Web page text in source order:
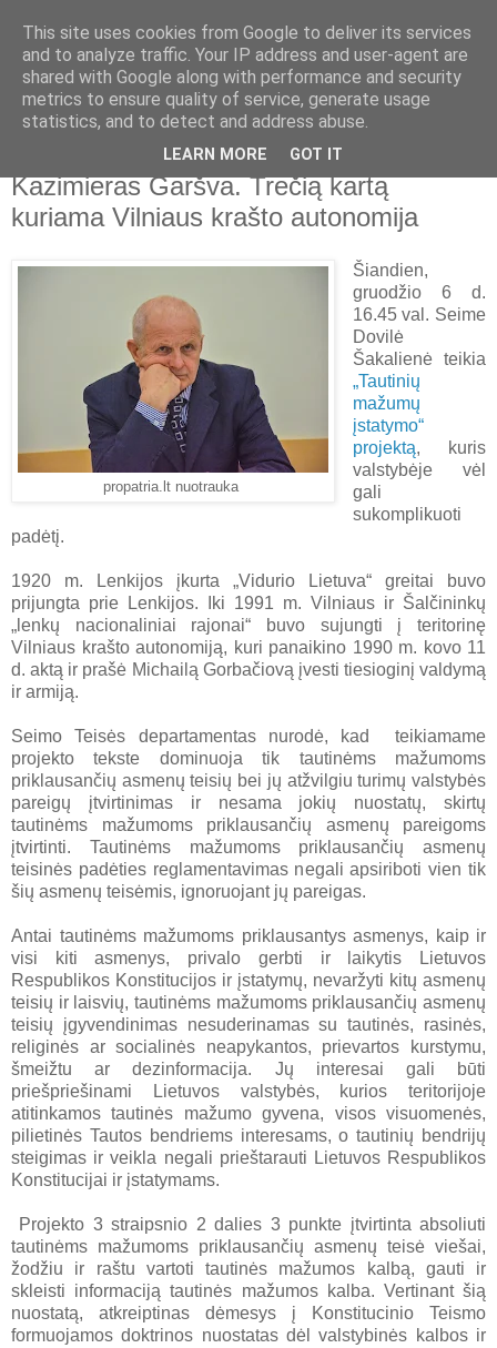
Kazimieras Garšva. Trečią kartą
kuriama Vilniaus krašto autonomija
propatria.lt nuotrauka
Šiandien,
gruodžio 6 d.
16.45 val. Seime
Dovilė
Šakalienė teikia
„Tautinių
mažumų
įstatymo“
projektą, kuris
valstybėje vėl
gali
sukomplikuoti
padėtį.
1920 m. Lenkijos įkurta „Vidurio Lietuva“ greitai buvo
prijungta prie Lenkijos. Iki 1991 m. Vilniaus ir Šalčininkų
„lenkų nacionaliniai rajonai“ buvo sujungti į teritorinę
Vilniaus krašto autonomiją, kuri panaikino 1990 m. kovo 11
d. aktą ir prašė Michailą Gorbačiovą įvesti tiesioginį valdymą
ir armiją.
Seimo Teisės departamentas nurodė, kad teikiamame
projekto tekste dominuoja tik tautinėms mažumoms
priklausančių asmenų teisių bei jų atžvilgiu turimų valstybės
pareigų įtvirtinimas ir nesama jokių nuostatų, skirtų
tautinėms mažumoms priklausančių asmenų pareigoms
įtvirtinti. Tautinėms mažumoms priklausančių asmenų
teisinės padėties reglamentavimas negali apsiriboti vien tik
šių asmenų teisėmis, ignoruojant jų pareigas.
Antai tautinėms mažumoms priklausantys asmenys, kaip ir
visi kiti asmenys, privalo gerbti ir laikytis Lietuvos
Respublikos Konstitucijos ir įstatymų, nevaržyti kitų asmenų
teisių ir laisvių, tautinėms mažumoms priklausančių asmenų
teisių įgyvendinimas nesuderinamas su tautinės, rasinės,
religinės ar socialinės neapykantos, prievartos kurstymu,
šmeižtu ar dezinformacija. Jų interesai gali būti
priešpriešinami Lietuvos valstybės, kurios teritorijoje
atitinkamos tautinės mažumo gyvena, visos visuomenės,
pilietinės Tautos bendriems interesams, o tautinių bendrijų
steigimas ir veikla negali prieštarauti Lietuvos Respublikos
Konstitucijai ir įstatymams.
Projekto 3 straipsnio 2 dalies 3 punkte įtvirtinta absoliuti
tautinėms mažumoms priklausančių asmenų teisė viešai,
žodžiu ir raštu vartoti tautinės mažumos kalbą, gauti ir
skleisti informaciją tautinės mažumos kalba. Vertinant šią
nuostatą, atkreiptinas dėmesys į Konstitucinio Teismo
formuojamos doktrinos nuostatas dėl valstybinės kalbos ir
This site uses cookies from Google to deliver its services
and to analyze traffic. Your IP address and user-agent are
shared with Google along with performance and security
metrics to ensure quality of service, generate usage
statistics, and to detect and address abuse.
LEARN MORE GOT IT